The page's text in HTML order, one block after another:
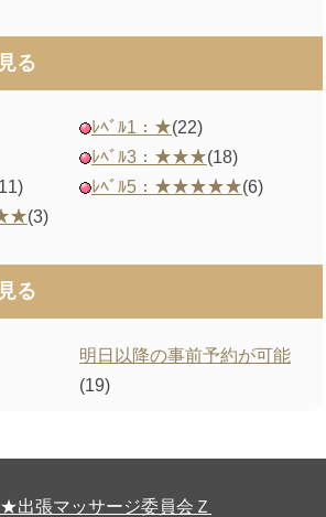
る
ﾚﾍﾞﾙ1：★(22)
ﾚﾍﾞﾙ3：★★★(18)
ﾚﾍﾞﾙ5：★★★★★(6)
(3)
る
明日以降の事前予約が可能
(19)
出張マッサージ委員会Ｚ